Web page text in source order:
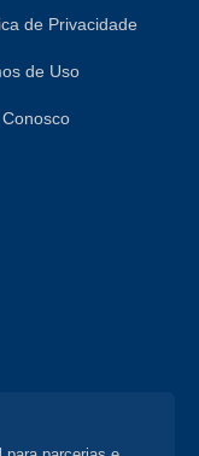
de Privacidade
de Uso